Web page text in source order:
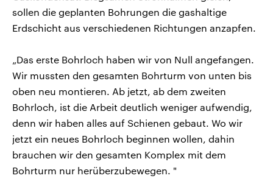
sollen die geplanten Bohrungen die gashaltige
Erdschicht aus verschiedenen Richtungen anzapfen.
„Das erste Bohrloch haben wir von Null angefangen.
Wir mussten den gesamten Bohrturm von unten bis
oben neu montieren. Ab jetzt, ab dem zweiten
Bohrloch, ist die Arbeit deutlich weniger aufwendig,
denn wir haben alles auf Schienen gebaut. Wo wir
jetzt ein neues Bohrloch beginnen wollen, dahin
brauchen wir den gesamten Komplex mit dem
Bohrturm nur herüberzubewegen. "